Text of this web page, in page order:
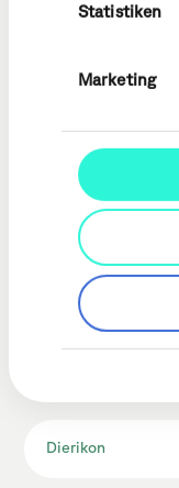
Statistiken
Marketing
Buttisholz
Dagmersellen
Dierikon